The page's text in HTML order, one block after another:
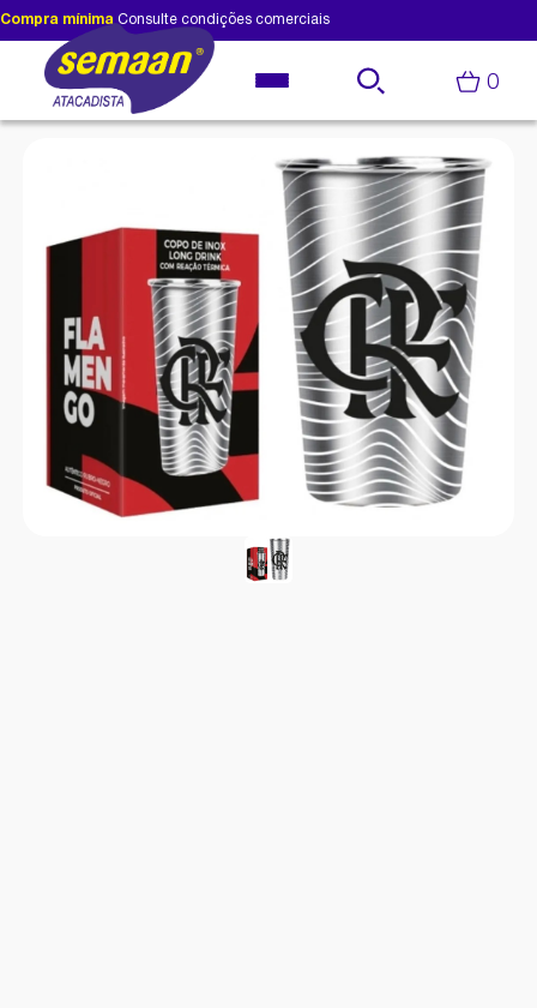
Compra mínima Consulte condições comerciais
0